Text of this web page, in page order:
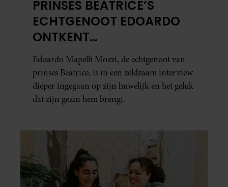
PRINSES BEATRICE’S
ECHTGENOOT EDOARDO
ONTKENT
HUWELIJKSPROBLEMEN
Edoardo Mapelli Mozzi, de echtgenoot van
prinses Beatrice, is in een zeldzaam interview
dieper ingegaan op zijn huwelijk en het geluk
dat zijn gezin hem brengt.